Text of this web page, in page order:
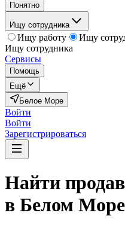
Понятно
Ищу сотрудника
Ищу работу
Ищу
Ищу сотрудника
Сервисы
Помощь
Ещё
Белое Море
Войти
Войти
Зарегистрироваться
Найти
в Белом Море